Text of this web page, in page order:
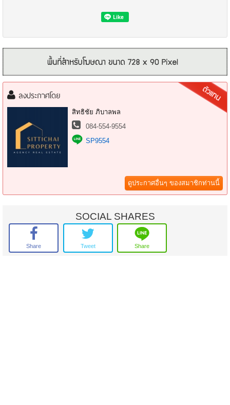
- อาคารพาณิชย์ 4 ชั้น พื้นที่ใช้สอยกว้าง
- ทำเลดี เข้าออกหลายเส้นทาง
- ใกล้ BTS อ่อนนุช ถนนสุขุมวิท และทางด่วน
- เหมาะอยู่อาศัย ทำโฮมออฟฟิศ ร้านค้า คลินิก หรือปล่อยเช่า
- อยู่ในแหล่งชุมชน การเดินทางสะดวก
ทำเลศักยภาพ ย่านอ่อนนุช–สุขุมวิท
ใกล้ร้านค้า ตลาด โรงเรียน และสิ่งอำนวยความสะดวกครบ
สนใจนัดชมสถานที่ /สอบถามเพิ่มเติม ติดต่อ : คุณสิทธิชัย 084-554-9554
ยินดีให้คำปรึกษาฟรี! รับฝากขาย-เช่าอสังหาริมทรัพย์ทุกชนิด
ลงประกาศโดย
สิทธิชัย ภิบาลพล
084-554-9554
SP9554
ดูประกาศอื่นๆ ของสมาชิกท่านนี้
SOCIAL SHARES
Share Tweet Share